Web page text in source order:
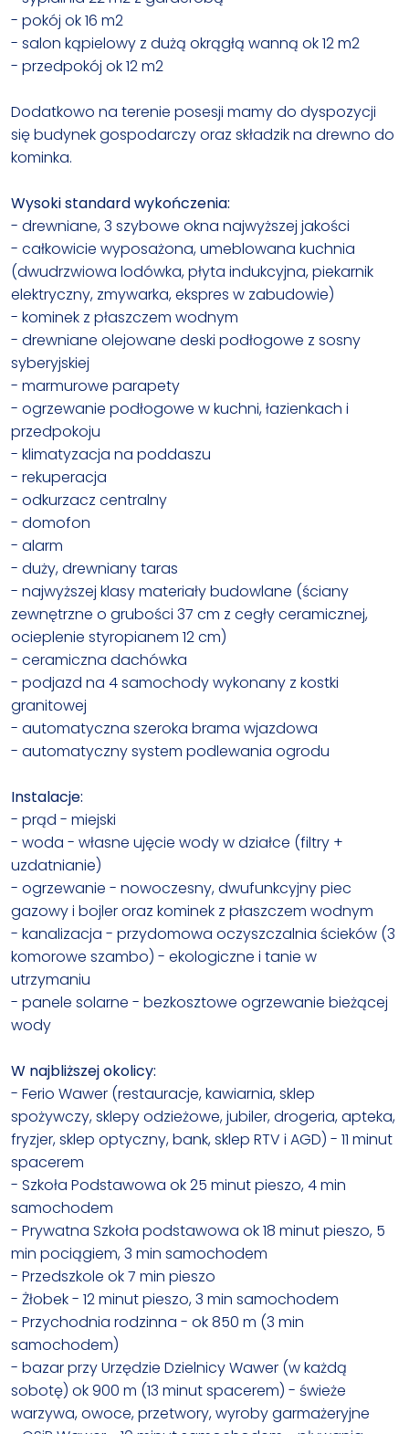
- pokój ok 16 m2
- salon kąpielowy z dużą okrągłą wanną ok 12 m2
- przedpokój ok 12 m2
Dodatkowo na terenie posesji mamy do dyspozycji
się budynek gospodarczy oraz składzik na drewno do
kominka.
Wysoki standard wykończenia:
- drewniane, 3 szybowe okna najwyższej jakości
- całkowicie wyposażona, umeblowana kuchnia
(dwudrzwiowa lodówka, płyta indukcyjna, piekarnik
elektryczny, zmywarka, ekspres w zabudowie)
- kominek z płaszczem wodnym
- drewniane olejowane deski podłogowe z sosny
syberyjskiej
- marmurowe parapety
- ogrzewanie podłogowe w kuchni, łazienkach i
przedpokoju
- klimatyzacja na poddaszu
- rekuperacja
- odkurzacz centralny
- domofon
- alarm
- duży, drewniany taras
- najwyższej klasy materiały budowlane (ściany
zewnętrzne o grubości 37 cm z cegły ceramicznej,
ocieplenie styropianem 12 cm)
- ceramiczna dachówka
- podjazd na 4 samochody wykonany z kostki
granitowej
- automatyczna szeroka brama wjazdowa
- automatyczny system podlewania ogrodu
Instalacje:
- prąd - miejski
- woda - własne ujęcie wody w działce (filtry +
uzdatnianie)
- ogrzewanie - nowoczesny, dwufunkcyjny piec
gazowy i bojler oraz kominek z płaszczem wodnym
- kanalizacja - przydomowa oczyszczalnia ścieków (3
komorowe szambo) - ekologiczne i tanie w
utrzymaniu
- panele solarne - bezkosztowe ogrzewanie bieżącej
wody
W najbliższej okolicy:
- Ferio Wawer (restauracje, kawiarnia, sklep
spożywczy, sklepy odzieżowe, jubiler, drogeria, apteka,
fryzjer, sklep optyczny, bank, sklep RTV i AGD) - 11 minut
spacerem
- Szkoła Podstawowa ok 25 minut pieszo, 4 min
samochodem
- Prywatna Szkoła podstawowa ok 18 minut pieszo, 5
min pociągiem, 3 min samochodem
- Przedszkole ok 7 min pieszo
- Żłobek - 12 minut pieszo, 3 min samochodem
- Przychodnia rodzinna - ok 850 m (3 min
samochodem)
- bazar przy Urzędzie Dzielnicy Wawer (w każdą
sobotę) ok 900 m (13 minut spacerem) - świeże
warzywa, owoce, przetwory, wyroby garmażeryjne